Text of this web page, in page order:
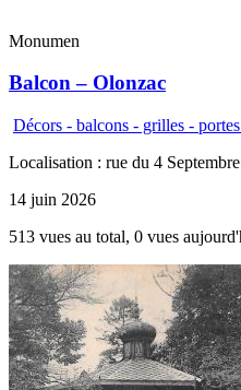
Monumen
Balcon – Olonzac
Décors - balcons - grilles -
Localisation : rue du 4
14 juin 2026
513 vues au total, 0 vues